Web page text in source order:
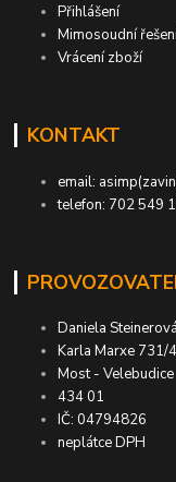
Přihlášení
Mimosoudní
Vrácení zboží
KONTAKT
email:
telefon: 702 549
Daniela Steinerová
Karla Marxe 731/4
Most - Velebudice
434 01
IČ: 04794826
neplátce DPH